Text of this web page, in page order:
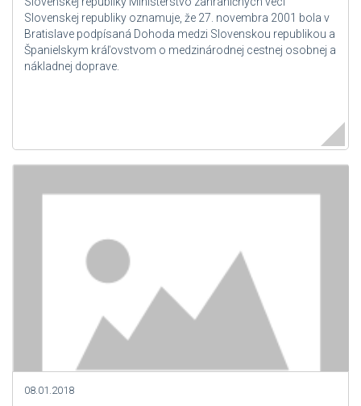
Slovenskej republiky oznamuje, že 27. novembra 2001 bola v
Bratislave podpísaná Dohoda medzi Slovenskou republikou a
Španielskym kráľovstvom o medzinárodnej cestnej osobnej a
nákladnej doprave.
08.01.2018